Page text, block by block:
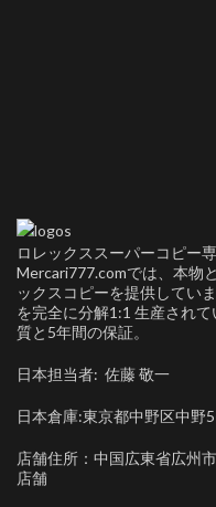
ロレックススーパーコピー
Mercari777.comでは、本物
ックスコピーを提供してい
を完全に分解1:1 生産され
質と5年間の保証。
日本担当者: 佐藤 敬一
日本倉庫:東京都中野区中野
店舗住所：中国広東省広州
店舗